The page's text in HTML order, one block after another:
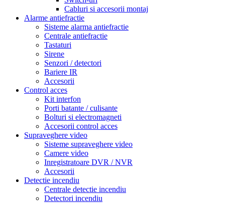
Cabluri si accesorii montaj
Alarme antiefractie
Sisteme alarma antiefractie
Centrale antiefractie
Tastaturi
Sirene
Senzori / detectori
Bariere IR
Accesorii
Control acces
Kit interfon
Porti batante / culisante
Bolturi si electromagneti
Accesorii control acces
Supraveghere video
Sisteme supraveghere video
Camere video
Inregistratoare DVR / NVR
Accesorii
Detectie incendiu
Centrale detectie incendiu
Detectori incendiu